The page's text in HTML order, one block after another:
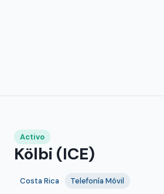
Activo
Kölbi (ICE)
Costa Rica Telefonía Móvil